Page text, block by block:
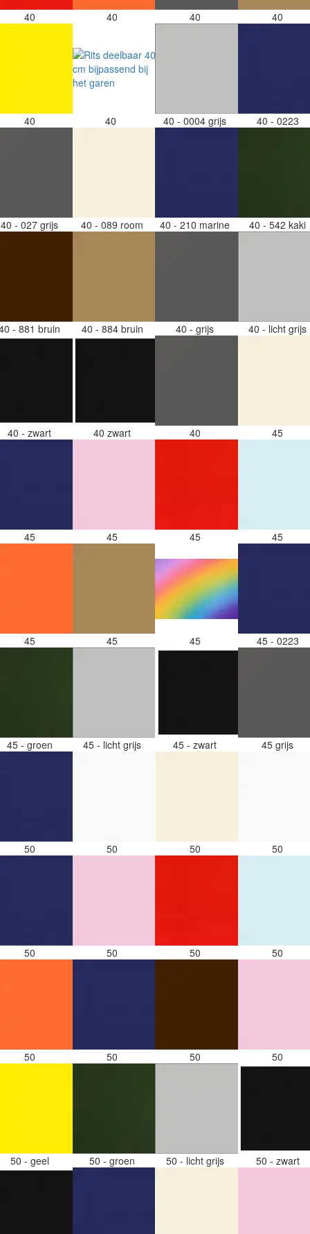
40 40 40 40
40 40 40 - 0004 grijs 40 - 0223
40 - 027 grijs 40 - 089 room 40 - 210 marine 40 - 542 kaki
- 881 bruin 40 - 884 bruin 40 - grijs 40 - licht grijs
40 - zwart 40 zwart 40 45
45 45 45 45
45 45 45 45 - 0223
45 - groen 45 - licht grijs 45 - zwart 45 grijs
50 50 50 50
50 50 50 50
50 50 50 50
50 - geel 50 - groen 50 - licht grijs 50 - zwart